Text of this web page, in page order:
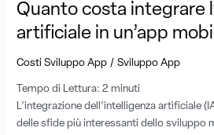
Quanto costa integrare
artificiale in un’app
Costi Sviluppo App /Sviluppo App
Tempo di Lettura:2 minuti
L’integrazione dell’intelligenza artificiale
delle sfide più interessanti dello sviluppo